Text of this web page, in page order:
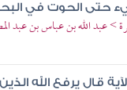
حتى الحوت في
> عبد الله بن عباس بن
قال يرفع الله